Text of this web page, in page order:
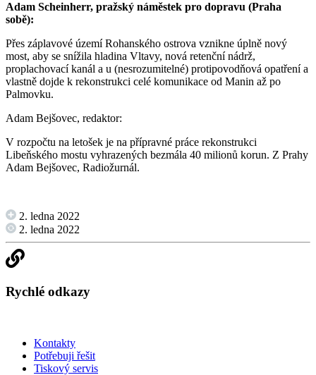
Adam Scheinherr, pražský náměstek pro dopravu (Praha
sobě):
Přes záplavové území Rohanského ostrova vznikne úplně nový
most, aby se snížila hladina Vltavy, nová retenční nádrž,
proplachovací kanál a u (nesrozumitelné) protipovodňová opatření a
vlastně dojde k rekonstrukci celé komunikace od Manin až po
Palmovku.
Adam Bejšovec, redaktor:
V rozpočtu na letošek je na přípravné práce rekonstrukci
Libeňského mostu vyhrazených bezmála 40 milionů korun. Z Prahy
Adam Bejšovec, Radiožurnál.
2. ledna 2022
2. ledna 2022
Rychlé odkazy
Kontakty
Potřebuji řešit
Tiskový servis